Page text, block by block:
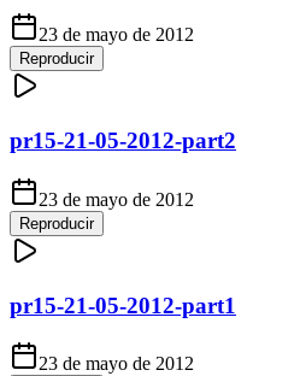
23 de mayo de 2012
Reproducir
pr15-21-05-2012-part2
23 de mayo de 2012
Reproducir
pr15-21-05-2012-part1
23 de mayo de 2012